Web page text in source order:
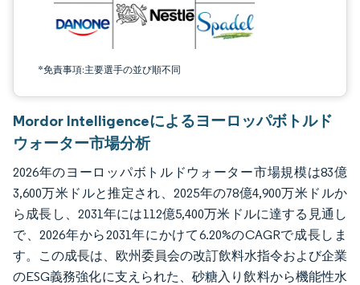
*免責事項:主要選手の並び順不同
Mordor Intelligenceによるヨーロッパボトルド
ウォーター市場分析
2026年のヨーロッパボトルドウォーター市場規模は83億
3,600万米ドルと推定され、2025年の78億4,900万米ドルか
ら成長し、2031年には112億5,400万米ドルに達する見通し
で、2026年から2031年にかけて6.20%のCAGRで成長しま
す。この成長は、欧州委員会の改訂飲料水指令および企業
のESG義務強化に支えられた、砂糖入り飲料から機能性水